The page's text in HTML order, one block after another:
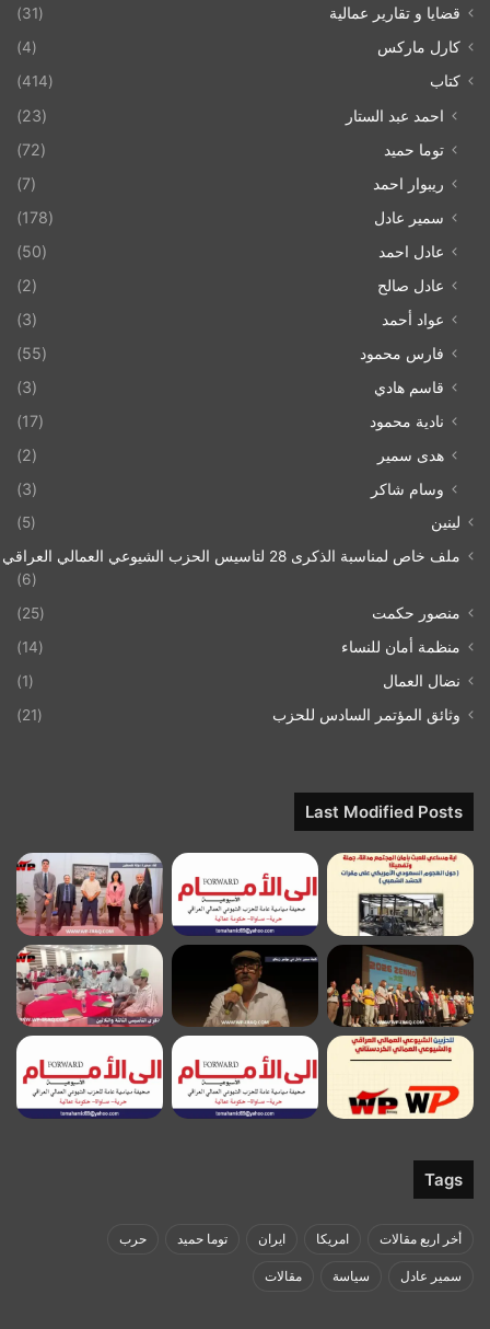
قضايا و تقارير عمالية
(31)
كارل ماركس
(4)
كتاب
(414)
احمد عبد الستار
(23)
توما حميد
(72)
ريبوار احمد
(7)
سمير عادل
(178)
عادل احمد
(50)
عادل صالح
(2)
عواد أحمد
(3)
فارس محمود
(55)
قاسم هادي
(3)
نادية محمود
(17)
هدى سمير
(2)
وسام شاكر
(3)
لينين
(5)
ملف خاص لمناسبة الذكرى 28 لتاسيس الحزب الشيوعي العمالي العراقي 1993/07/21
(6)
منصور حكمت
(25)
منظمة أمان للنساء
(14)
نضال العمال
(1)
وثائق المؤتمر السادس للحزب
(21)
Last Modified Posts
Tags
أخر اربع مقالات امريكا ايران توما حميد حرب
سمير عادل سياسة مقالات